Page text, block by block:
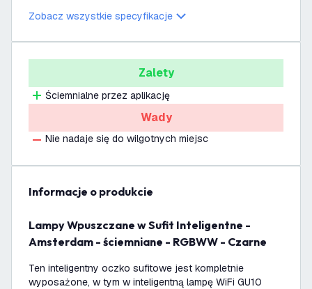
Zobacz wszystkie specyfikacje
Zalety
Ściemnialne przez aplikację
Wady
Nie nadaje się do wilgotnych miejsc
informacje o produkcie
Lampy Wpuszczane w Sufit Inteligentne -
Amsterdam - ściemniane - RGBWW - Czarne
Ten inteligentny oczko sufitowe jest kompletnie
wyposażone, w tym w inteligentną lampę WiFi GU10